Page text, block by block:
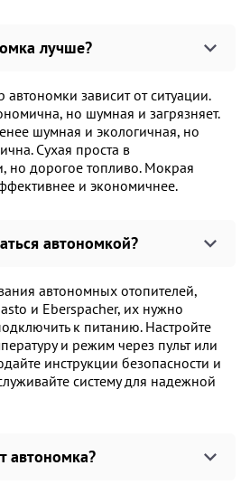
лучше?
зависит от ситуации.
но шумная и загрязняет.
шумная и экологичная, но
Сухая проста в
но дорогое топливо. Мокрая
и экономичнее.
автономкой?
автономных отопителей,
и Eberspacher, их нужно
к питанию. Настройте
и режим через пульт или
инструкции безопасности и
систему для надежной
автономка?